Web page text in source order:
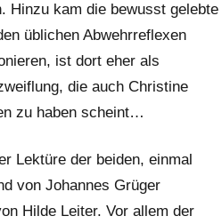
Hinzu kam die bewusst gelebte
üblichen Abwehrreflexen
ist dort eher als
die auch Christine
zu haben scheint…
Lektüre der beiden, einmal
von Johannes Grüger
Hilde Leiter. Vor allem der